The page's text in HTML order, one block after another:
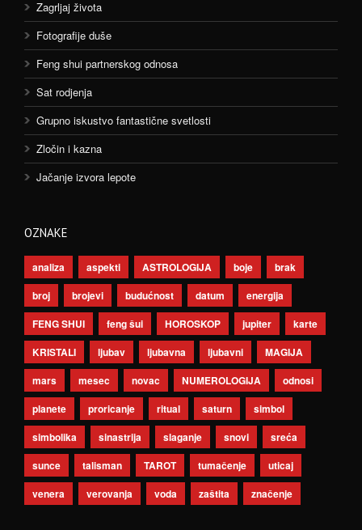
Zagrljaj života
Fotografije duše
Feng shui partnerskog odnosa
Sat rodjenja
Grupno iskustvo fantastične svetlosti
Zločin i kazna
Jačanje izvora lepote
OZNAKE
analiza aspekti ASTROLOGIJA boje
brak
broj
brojevi budućnost datum
energija
FENG SHUI
feng šui HOROSKOP jupiter
karte
KRISTALI
ljubav ljubavna ljubavni
MAGIJA
mars
mesec novac NUMEROLOGIJA
odnosi
planete
proricanje ritual saturn
simbol
simbolika
sinastrija slaganje snovi
sreća
sunce
talisman TAROT tumačenje
uticaj
venera
verovanja voda zaštita značenje